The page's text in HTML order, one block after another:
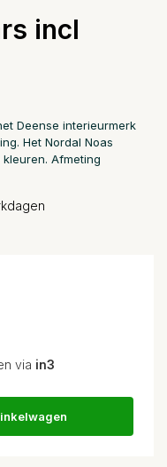
incl
Deense interieurmerk
Het Nordal Noas
Afmeting
via in3